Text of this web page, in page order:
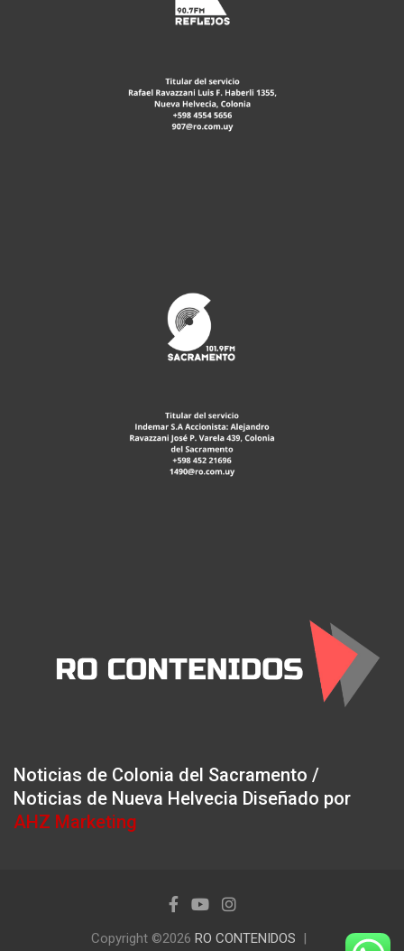
Noticias de Colonia del Sacramento /
Noticias de Nueva Helvecia Diseñado por
AHZ Marketing
Copyright ©2026 RO CONTENIDOS